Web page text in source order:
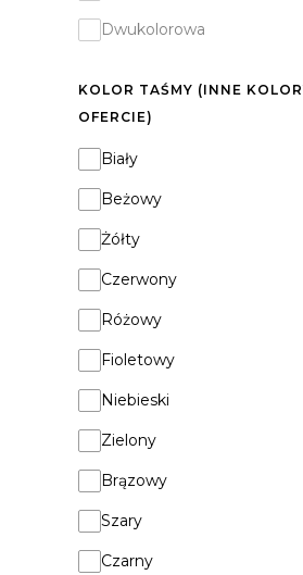
Dwukolorowa
KOLOR TAŚMY (INNE
OFERCIE)
Kolor taśmy (inne kolory
Biały
Beżowy
Żółty
Czerwony
Różowy
Fioletowy
Niebieski
Zielony
Brązowy
Szary
Czarny